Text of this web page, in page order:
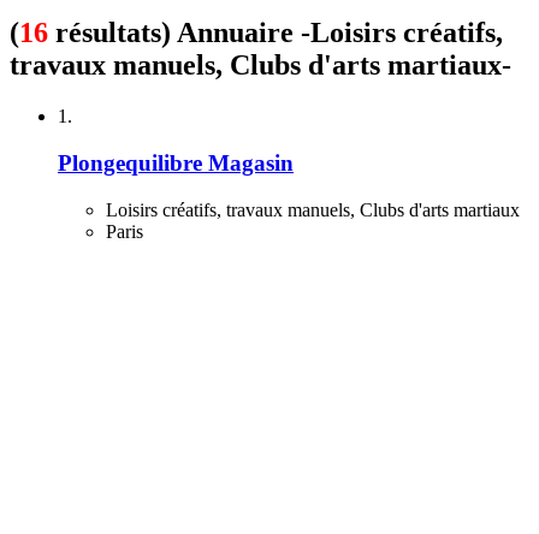
(16 résultats) Annuaire -Loisirs créatifs,
travaux manuels, Clubs d'arts martiaux-
1.
Plongequilibre Magasin
Loisirs créatifs, travaux manuels, Clubs d'arts martiaux
Paris